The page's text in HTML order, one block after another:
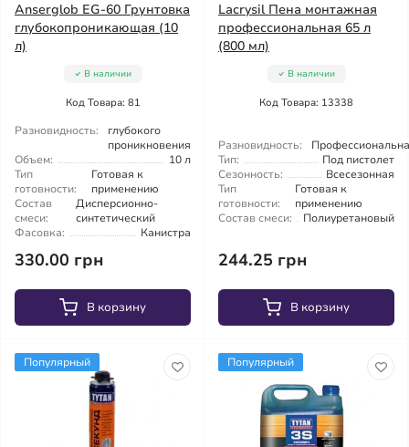
Anserglob EG-60 Грунтовка
глубокопроникающая (10
л)
В наличии
Код Товара: 81
Разновидность:
глубокого
проникновения
Объем:
10 л
Тип
готовности:
Готовая к
применению
Состав
смеси:
Дисперсионно-
синтетический
Фасовка:
Канистра
330.00 грн
В корзину
Lacrysil Пена монтажная
профессиональная 65 л
(800 мл)
В наличии
Код Товара: 13338
Разновидность:
Тип:
Под пистолет
Сезонность:
Всесезонная
Тип
готовности:
Готовая к
применению
Состав смеси:
Полиуретановый
244.25 грн
В корзину
Популярный Популярный